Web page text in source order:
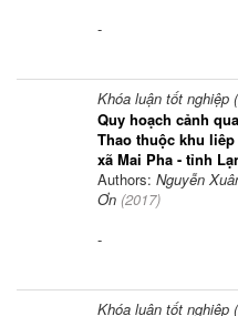
-
Khóa luận tốt nghiệp
Quy hoạch cảnh
Thao thuộc khu
xã Mai Pha - tỉnh
Authors: Nguyễn
Ơn (2017)
-
Khóa luận tốt nghiệp